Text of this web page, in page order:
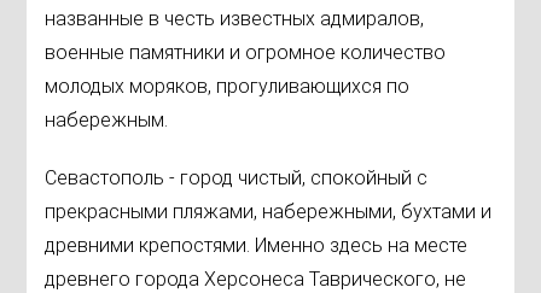
названные в честь известных адмиралов,
военные памятники и огромное количество
молодых моряков, прогуливающихся по
набережным.
Севастополь - город чистый, спокойный с
прекрасными пляжами, набережными, бухтами и
древними крепостями. Именно здесь на месте
древнего города Херсонеса Таврического, не